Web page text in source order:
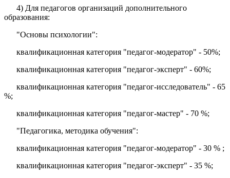
4) Для педагогов организаций дополнительного
образования:
"Основы психологии":
квалификационная категория "педагог-модератор" - 50%;
квалификационная категория "педагог-эксперт" - 60%;
квалификационная категория "педагог-исследователь" - 65
%;
квалификационная категория "педагог-мастер" - 70 %;
"Педагогика, методика обучения":
квалификационная категория "педагог-модератор" - 30 % ;
квалификационная категория "педагог-эксперт" - 35 %;